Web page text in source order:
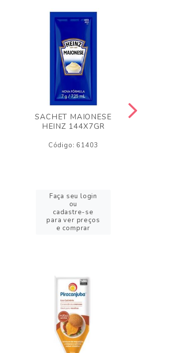
SACHET MAIONESE
HEINZ 144X7GR
Código: 61403
Faça seu login
ou
cadastre-se
para ver preços
e comprar